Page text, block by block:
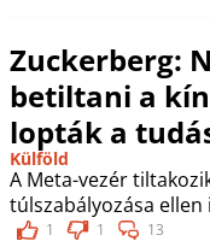
Zuckerberg:
betiltani a
lopták a
Külföld
A Meta-vezér
túlszabályozása ellen
1 1 13